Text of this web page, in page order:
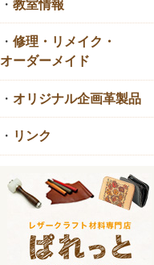
・ 教室情報
・ 修理・リメイク・
オーダーメイド
・ オリジナル企画革製品
・ リンク